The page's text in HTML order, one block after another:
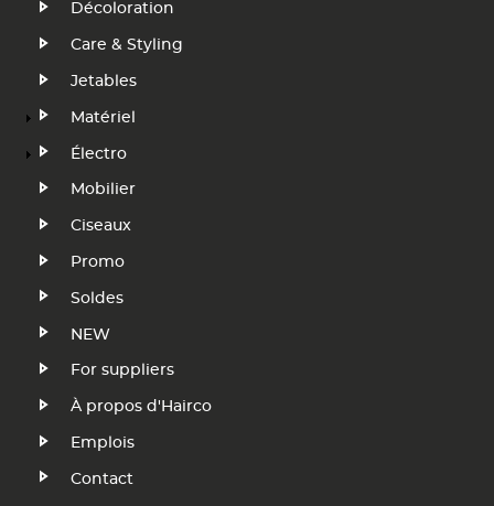
FR
Décoloration
Care & Styling
Jetables
Matériel
Électro
Mobilier
Ciseaux
Promo
Soldes
NEW
Footer
Menu
FR
For suppliers
À propos d'Hairco
Emplois
Contact